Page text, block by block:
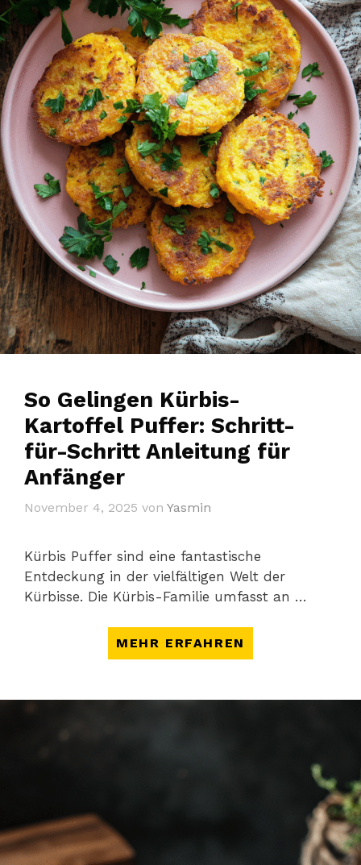
So Gelingen Kürbis-
Kartoffel Puffer: Schritt-
für-Schritt Anleitung für
Anfänger
November 4, 2025 vonYasmin
Kürbis Puffer sind eine fantastische
Entdeckung in der vielfältigen Welt der
Kürbisse. Die Kürbis-Familie umfasst an …
MEHR ERFAHREN